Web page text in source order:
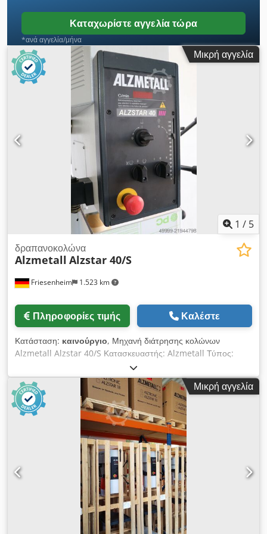
περιστροφή δεξιόστροφα και αριστερόστροφα - εγχειρίδιο
χρήσης (PDF)
Καταχωρίστε αγγελία τώρα
*ανά αγγελία/μήνα
Μικρή αγγελία
1 / 5
Friesenheim 1.523 km
δραπανοκολώνα
Alzmetall Alzstar 40/S
Πληροφορίες τιμής Καλέστε
Κατάσταση: καινούργιο, Μηχανή διάτρησης κολώνων
Alzmetall Alzstar 40/S Κατασκευαστής: Alzmetall Τύπος:
Alzstar 40/S Κατάσταση: καινούργιο Δυνατότητα διάτρησης
χάλυβας E335 (St 60) 40 mm Κοντός άξονας MK 3 Διαδρομή
ατράκτου 120 mm Προβολή 293 χλστ Chedey S Ar Topfx
Agusa Διάμετρος στήλης 115 mm Τραπέζι μηχανής,
χρησιμοποιήσιμο στήριγμα 514 x 360 mm Υποδοχές T,
αριθμός x πλάτος x απόσταση 2 x 14 x 224 mm Πίνακας
ατράκτου απόστασης ελάχ./μέγ. 117/701 χλστ Χέρι
τροφοδοσίας Ύψος μηχανής χωρίς επιλογές περίπου 1840
mm Καθαρό βάρος περίπου 270 kg Ταχύτητα ατράκτου
στροφές ανά λεπτό 160-2250
Μικρή αγγελία